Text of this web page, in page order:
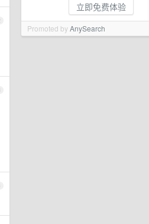
立即免费体验
Promoted byAnySearch